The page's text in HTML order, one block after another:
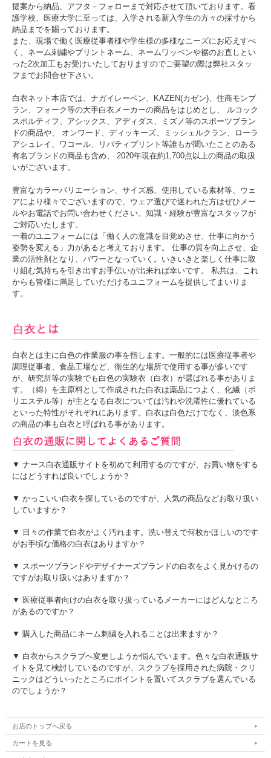
提案から納品、アフタ－フォローまで対応させて頂いております。看
護学校、医療大学に至っては、入学される新入学生の方々の採寸から
納品までを賜っております。
また、現場で働く医療従事者様や学生様の多様なニーズにお応えすべ
く、ネーム刺繍やプリントネーム、ネームワッペンや裾のお直しとい
った2次加工もお受けいたしておりますのでご要望の際は弊社スタッ
フまでお問合せ下さい。
白衣ネット本店では、ナガイレーベン、KAZEN(カゼン)、住商モンブ
ラン、フォーク等の大手白衣メーカーの商品をはじめとし、 ルコック
スポルティフ、アシックス、アディダス、ミズノ等のスポーツブラン
ドの商品や、 オンワード、ディッキーズ、ミッシェルクラン、ローラ
アシュレイ、ワコール、リバティプリント等誰もが聞いたことのある
有名ブランドの商品も含め、 2020年現在約1,700点以上の商品の取扱
いがございます。
豊富なカラーバリエーション、サイズ感、使用している素材等、ウェ
アにより様々でございますので、ウェア選びで迷われた方はぜひメー
ルやお電話でお問い合わせください。知識・経験が豊富なスタッフが
ご対応いたします。
一着のユニフォームには「働く人の意識を目覚めさせ、仕事に向かう
姿勢を変える」力があると考えております。 仕事の質を向上させ、企
業の活性剤となり、パワーとなっていく。いきいきと楽しく仕事に取
り組む気持ちを引き出すお手伝いが出来れば幸いです。 私共は、これ
からも皆様に満足していただけるユニフォームを提供してまいりま
す。
白衣とは主に白色の作業服の事を指します。一般的には医療従事者や
調理従事者、食品工場など、衛生的な場所で使用する事が多いです
が、研究所等の実験でも白色の実験衣（白衣）が選ばれる事がありま
す。（綿）を主原料として作成された白衣は薬品につよく、化繊（ポ
リエステル等）が主となる白衣については汚れや洗濯性に優れている
といった特性がそれぞれにあります。白衣は白色だけでなく、淡色系
の商品の事も白衣と呼ばれる事があります。
▼ ナース白衣通販サイトを初めて利用するのですが、お買い物をする
にはどうすれば良いでしょうか？
▼ かっこいい白衣を探しているのですが、人気の商品などお取り扱い
していますか？
▼ 日々の作業で白衣がよく汚れます。洗い替えで何枚かほしいのです
がお手頃な価格の白衣はありますか？
▼ スポーツブランドやデザイナーズブランドの白衣をよく見かけるの
ですがお取り扱いはありますか？
▼ 医療従事者向けの白衣を取り扱っているメーカーにはどんなところ
があるのですか？
▼ 購入した商品にネーム刺繍を入れることは出来ますか？
▼ 白衣からスクラブへ変更しようか悩んでいます。色々な白衣通販サ
イトを見て検討しているのですが、スクラブを採用された病院・クリ
ニックはどういったところにポイントを置いてスクラブを選んでいる
のでしょうか？
お店のトップへ戻る
カートを見る